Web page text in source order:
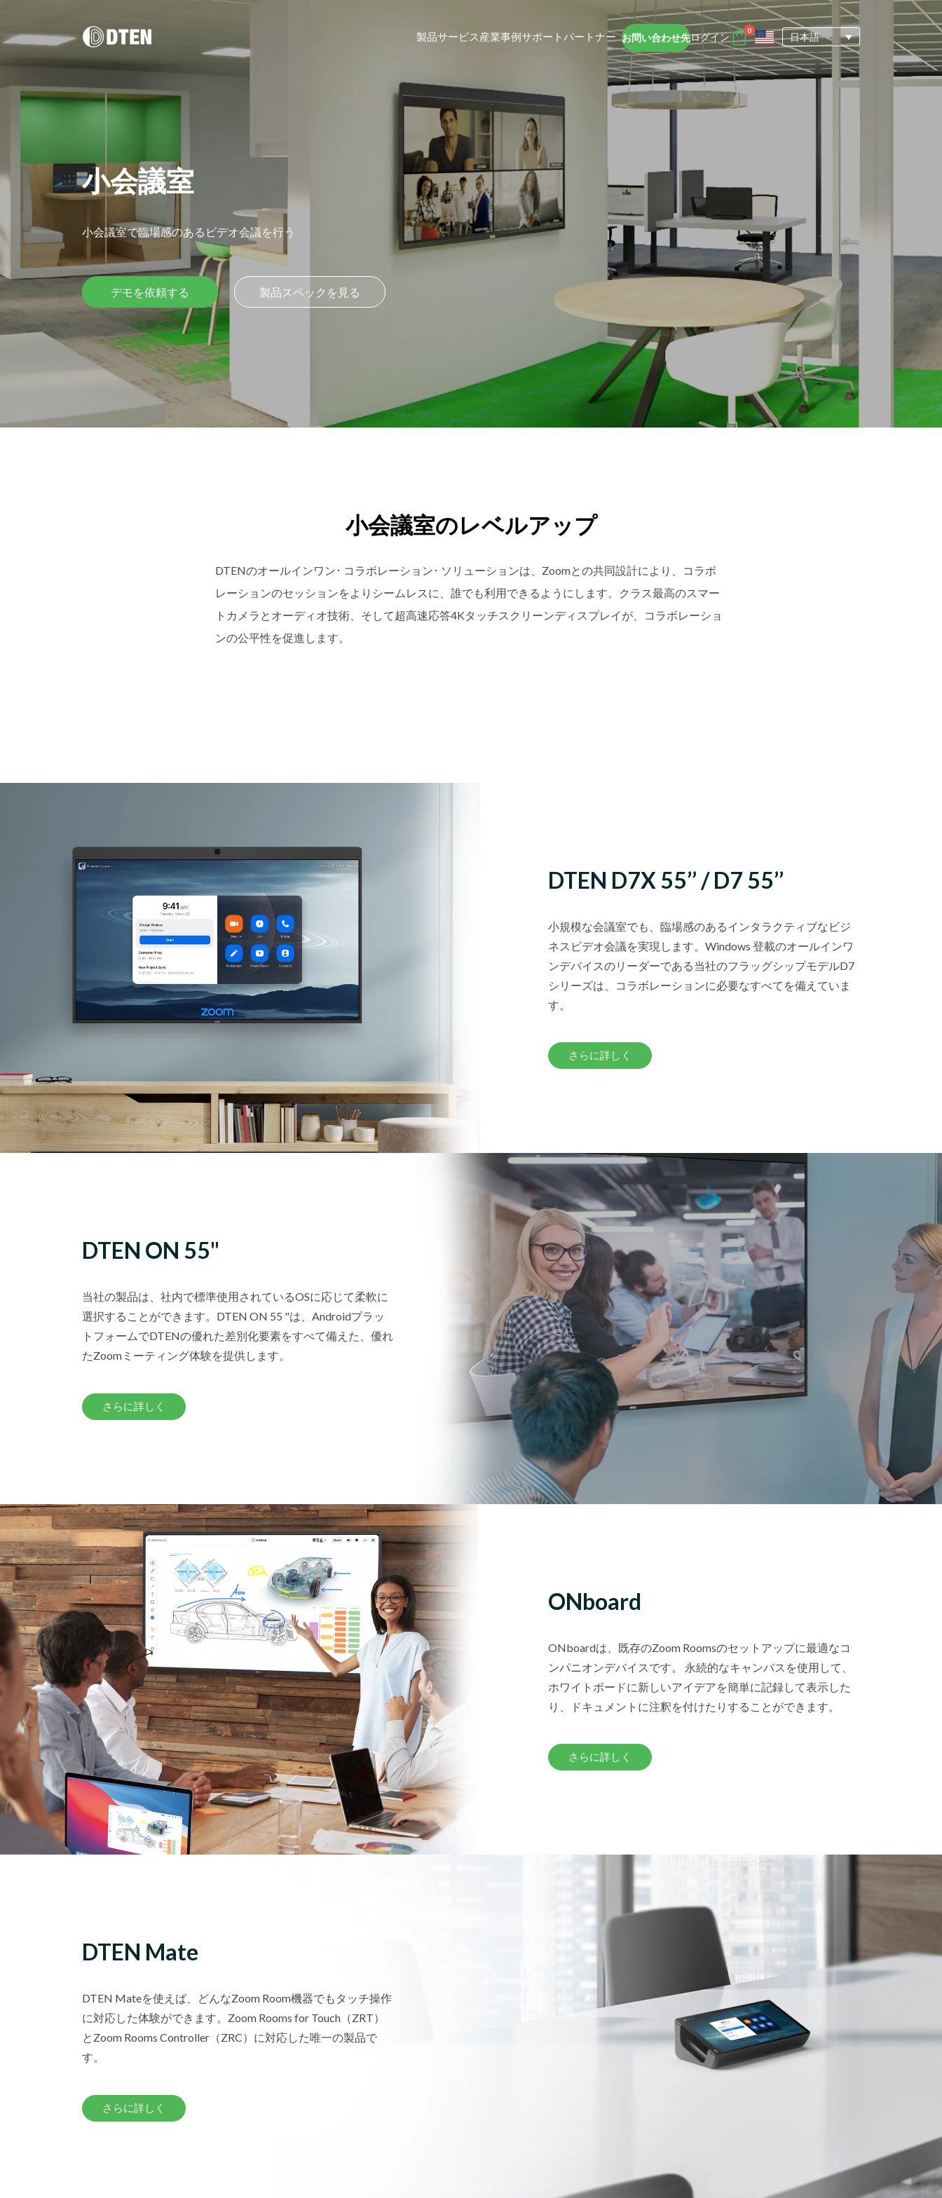
製品
マルチプラットフォームのオールインワン･ ソリ
DTEN Bar
AIで強化された次世代オールインワンデバイス
(Windows版)
DTEN D7X 27
27-inch All-In-One Zoom Rooms Appliance
DTEN Bar Connect (BYOD)
あらゆるプラットフォーム対応したBYOD専用ビ
デオバー
DTEN D7 55"
DTEN ONboard 55" (Android OS)
Companion Whiteboard for Zoom Rooms
DTENアクセサリー
DTENユーザーエクスペ
サービス
DTEN Orbit
究極のカスタマーエクスペリエンス。
DTEN App
DTEN Bar Connect 専用アプリケーション(無料ダウンロー
産業
ハイブリッドワーク / 企業向け
プロフェッショナルで直感的なハイブリッドワークソリュ
ーションにより、全てのチームメンバーの生産性と包摂性
健康管理
学習者者DTENビデオビデオビデオで覚えいるエクスペリ
教育者や学生向けのDTENオールインワンデバイスは、遠
隔地やハイブリッド学習環境において、集中力を維持し、
コラボレーションを促進するのに役立ちます。
事例サポートパートナー お問い合わせ先ログイン
アカウント
0
日本語
小会議室
小会議室で臨場感のあるビデオ会議を行う
デモを依頼する 製品スペックを見る
小会議室のレベルアップ
DTENのオールインワン･ コラボレーション･ ソリューションは、Zoomとの共同設計により、コラボ
レーションのセッションをよりシームレスに、誰でも利用できるようにします。クラス最高のスマー
トカメラとオーディオ技術、そして超高速応答4Kタッチスクリーンディスプレイが、コラボレーショ
ンの公平性を促進します。
DTEN D7X 55’’ / D7 55’’
小規模な会議室でも、臨場感のあるインタラクティブなビジ
ネスビデオ会議を実現します。Windows 登載のオールインワ
ンデバイスのリーダーである当社のフラッグシップモデルD7
シリーズは、コラボレーションに必要なすべてを備えていま
す。
さらに詳しく
DTEN ON 55"
当社の製品は、社内で標準使用されているOSに応じて柔軟に
選択することができます。DTEN ON 55 "は、Androidプラッ
トフォームでDTENの優れた差別化要素をすべて備えた、優れ
たZoomミーティング体験を提供します。
さらに詳しく
ONboard
ONboardは、既存のZoom Roomsのセットアップに最適なコ
ンパニオンデバイスです。 永続的なキャンバスを使用して、
ホワイトボードに新しいアイデアを簡単に記録して表示した
り、ドキュメントに注釈を付けたりすることができます。
さらに詳しく
DTEN Mate
DTEN Mateを使えば、どんなZoom Room機器でもタッチ操作
に対応した体験ができます。Zoom Rooms for Touch（ZRT）
とZoom Rooms Controller（ZRC）に対応した唯一の製品で
す。
さらに詳しく